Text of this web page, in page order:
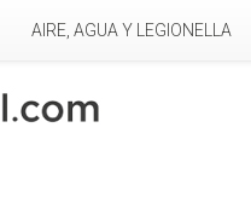
AIRE, AGUA Y LEGIONELLA